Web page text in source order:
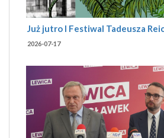
Już jutro I Festiwal Tadeusza
2026-07-17